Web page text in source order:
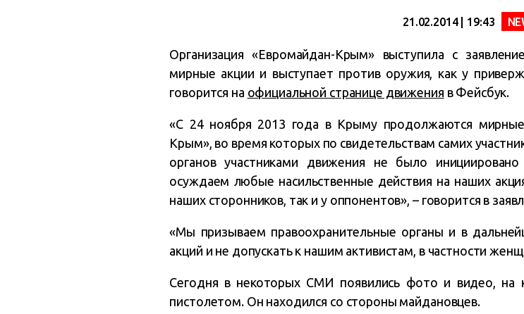
21.02.2014 | 19:43
Организация «Евромайдан-Крым» выступила с
мирные акции и выступает против оружия, как у
говорится на официальной странице движения в Фейсбук.
«С 24 ноября 2013 года в Крыму продолжаются
Крым», во время которых по свидетельствам самих
органов участниками движения не было
осуждаем любые насильственные действия на наших
наших сторонников, так и у оппонентов», – говорится в
«Мы призываем правоохранительные органы и в
акций и не допускать к нашим активистам, в частности
Сегодня в некоторых СМИ появились фото и видео, на
пистолетом. Он находился со стороны майдановцев.